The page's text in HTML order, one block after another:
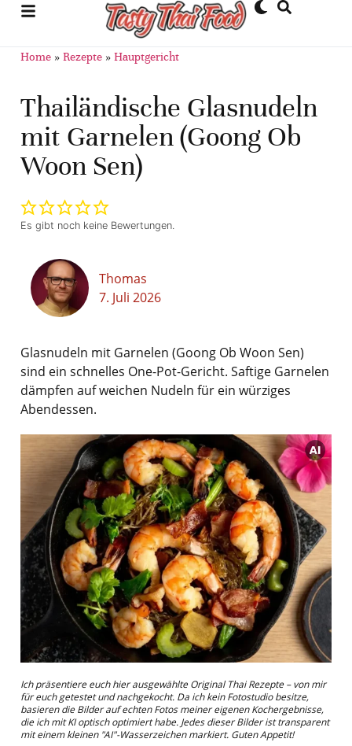
Home» Rezepte» Hauptgericht
Thailändische Glasnudeln
mit Garnelen (Goong Ob
Woon Sen)
Es gibt noch keine Bewertungen.
Thomas
7. Juli 2026
Glasnudeln mit Garnelen (Goong Ob Woon Sen)
sind ein schnelles One-Pot-Gericht. Saftige Garnelen
dämpfen auf weichen Nudeln für ein würziges
Abendessen.
Ich präsentiere euch hier ausgewählte Original Thai Rezepte – von mir
für euch getestet und nachgekocht. Da ich kein Fotostudio besitze,
basieren die Bilder auf echten Fotos meiner eigenen Kochergebnisse,
die ich mit KI optisch optimiert habe. Jedes dieser Bilder ist transparent
mit einem kleinen "AI"-Wasserzeichen markiert. Guten Appetit!